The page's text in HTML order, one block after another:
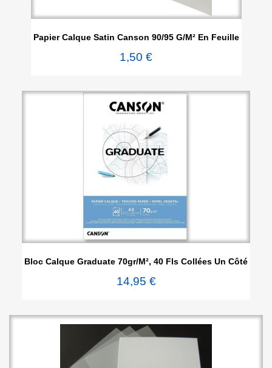
Papier Calque Satin Canson 90/95 G/m² En Feuille
1,50 €
Bloc Calque Graduate 70gr/m², 40 Fls Collées Un Côté
14,95 €